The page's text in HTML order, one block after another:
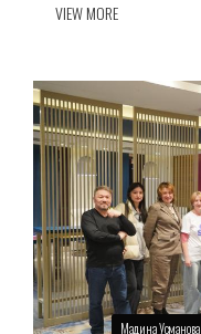
VIEW MORE
Мадина Усманова